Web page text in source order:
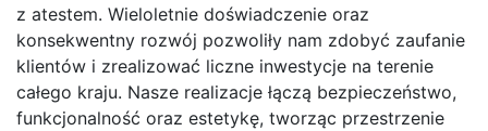
z atestem. Wieloletnie doświadczenie oraz
konsekwentny rozwój pozwoliły nam zdobyć zaufanie
klientów i zrealizować liczne inwestycje na terenie
całego kraju. Nasze realizacje łączą bezpieczeństwo,
funkcjonalność oraz estetykę, tworząc przestrzenie